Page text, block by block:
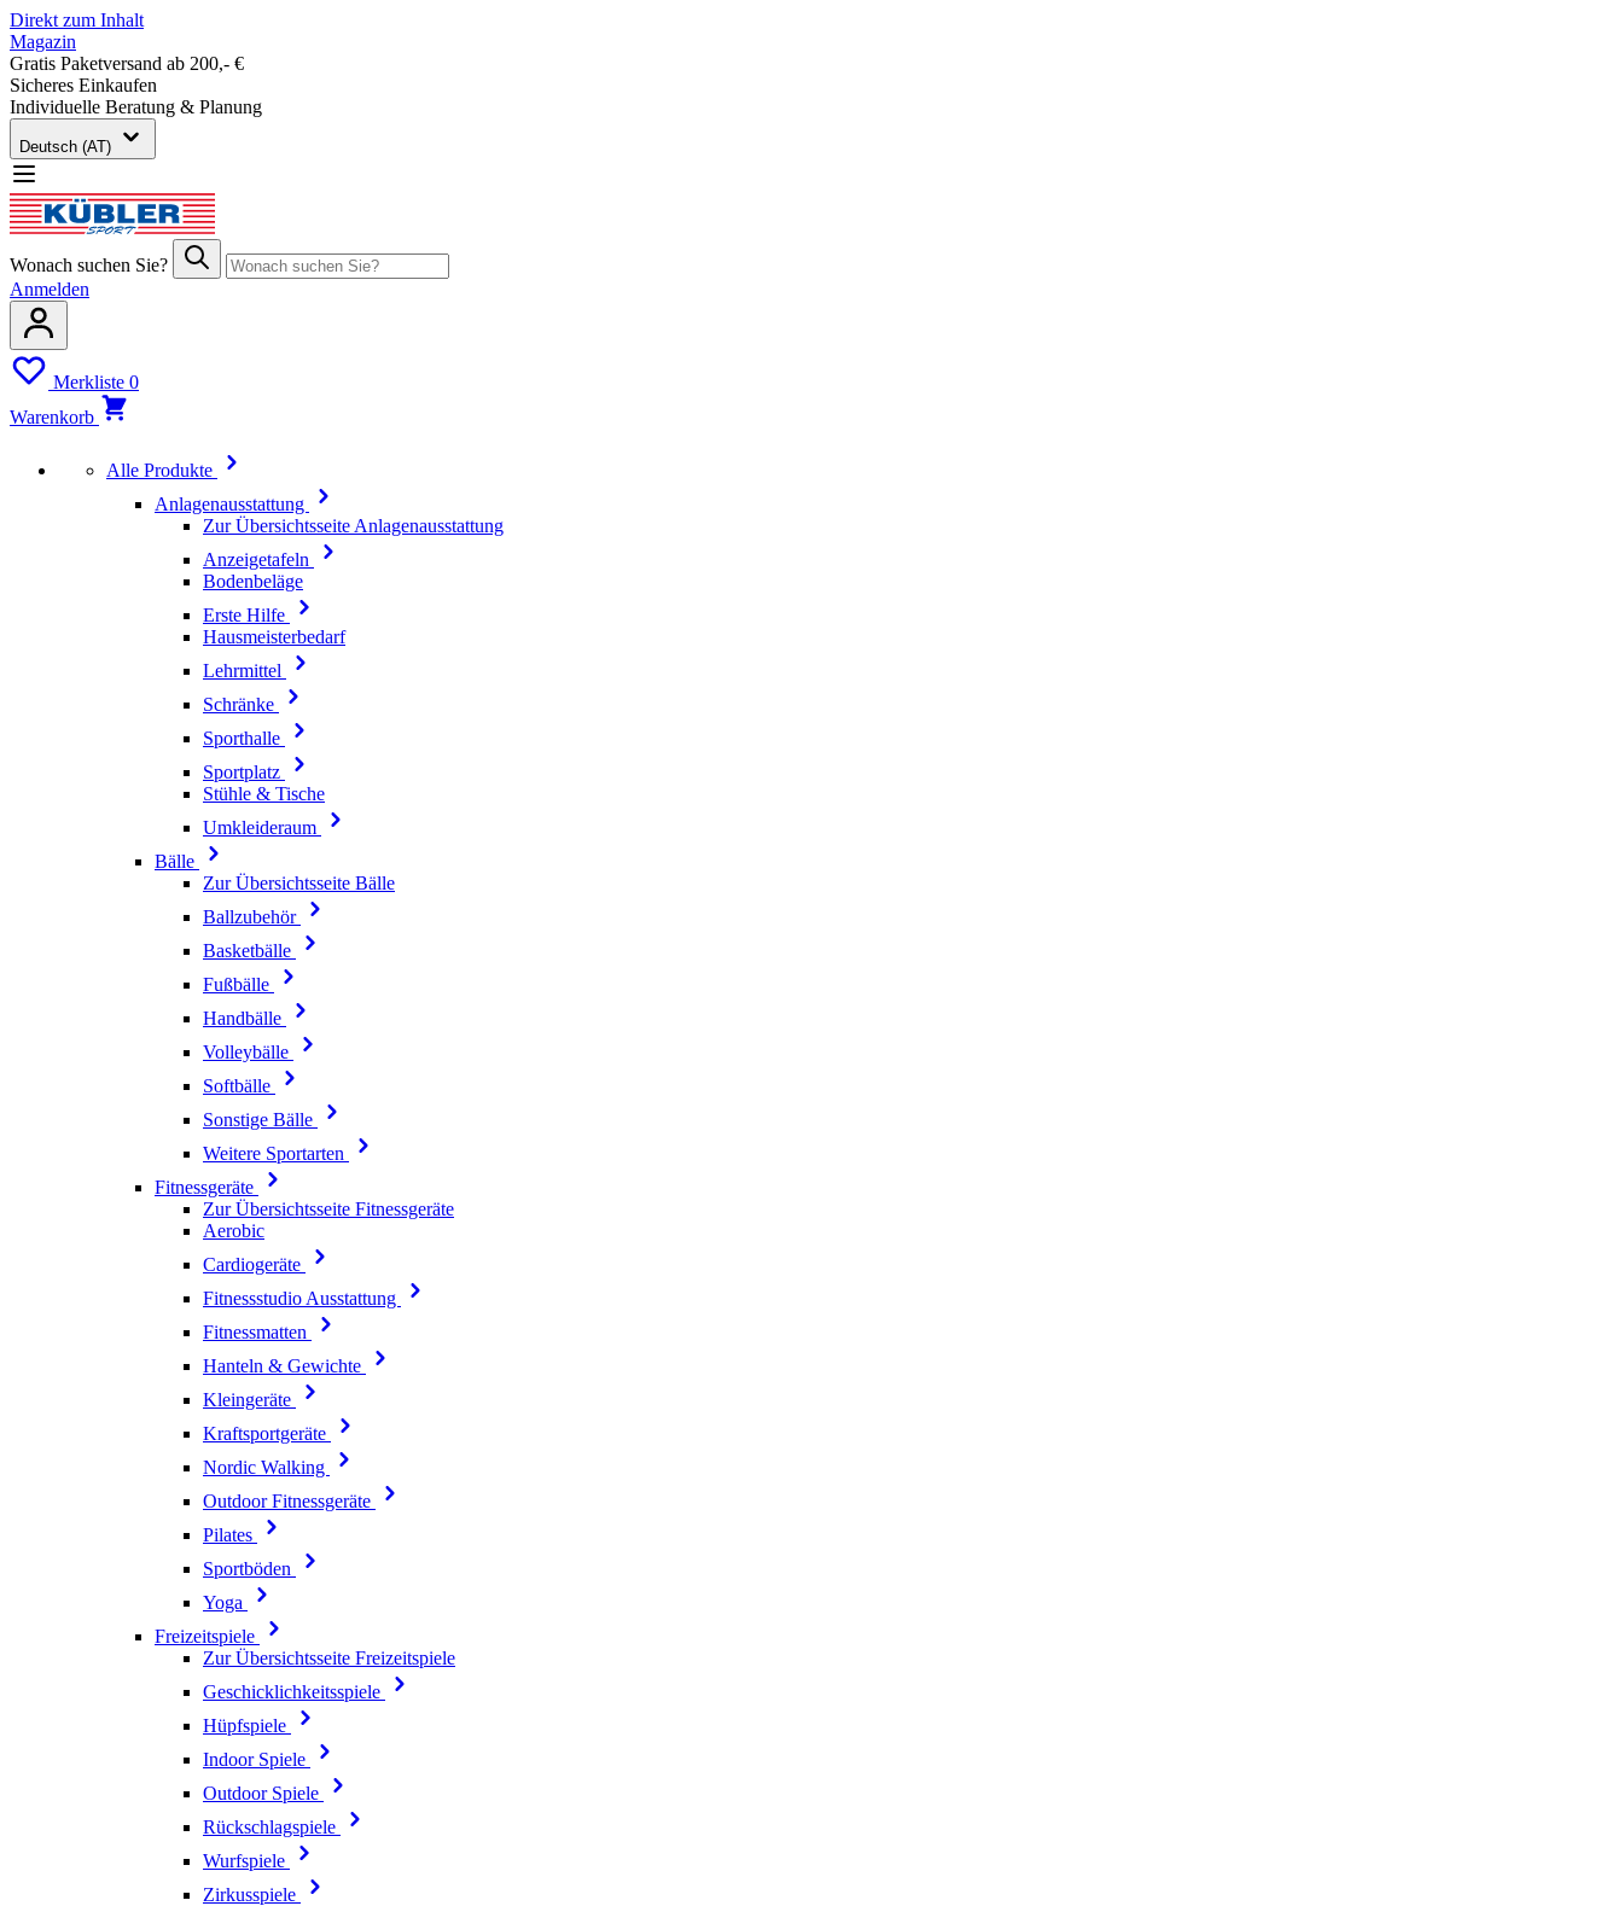
Direkt zum Inhalt
Magazin
Gratis Paketversand ab 200,- €
Sicheres Einkaufen
Individuelle Beratung & Planung
Deutsch (AT)
Wonach suchen Sie?
Anmelden
Merkliste 0
Warenkorb
Alle Produkte
Anlagenausstattung
Zur Übersichtsseite Anlagenausstattung
Anzeigetafeln
Bodenbeläge
Erste Hilfe
Hausmeisterbedarf
Lehrmittel
Schränke
Sporthalle
Sportplatz
Stühle & Tische
Umkleideraum
Bälle
Zur Übersichtsseite Bälle
Ballzubehör
Basketbälle
Fußbälle
Handbälle
Volleybälle
Softbälle
Sonstige Bälle
Weitere Sportarten
Fitnessgeräte
Zur Übersichtsseite Fitnessgeräte
Aerobic
Cardiogeräte
Fitnessstudio Ausstattung
Fitnessmatten
Hanteln & Gewichte
Kleingeräte
Kraftsportgeräte
Nordic Walking
Outdoor Fitnessgeräte
Pilates
Sportböden
Yoga
Freizeitspiele
Zur Übersichtsseite Freizeitspiele
Geschicklichkeitsspiele
Hüpfspiele
Indoor Spiele
Outdoor Spiele
Rückschlagspiele
Wurfspiele
Zirkusspiele